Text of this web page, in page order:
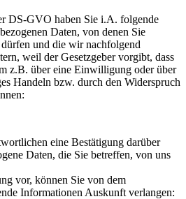
DS-GVO haben Sie i.A. folgende
Daten, von denen Sie
und die wir nachfolgend
weil der Gesetzgeber vorgibt, dass
z.B. über eine Einwilligung oder über
Handeln bzw. durch den Widerspruch
eine Bestätigung darüber
Daten, die Sie betreffen, von uns
vor, können Sie von dem
Informationen Auskunft verlangen: